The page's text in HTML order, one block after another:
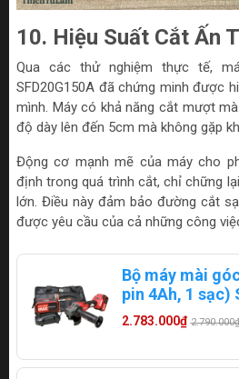
10. Hiệu Suất Cắt Ấn
Qua các thử nghiệm thực tế,
SFD20G150A đã chứng minh được
mình. Máy có khả năng cắt mượt
độ dày lên đến 5cm mà không gặp
Động cơ mạnh mẽ của máy cho
định trong quá trình cắt, chỉ chững
lớn. Điều này đảm bảo đường cắt
được yêu cầu của cả những công
Bộ máy mài
pin 4Ah, 1 sạc)
S20L100GA.2
2.783.000₫ 2.790.000₫